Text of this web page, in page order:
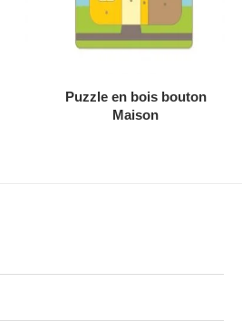
AJOUTER AU DEVIS
Puzzle en bois bouton
Maison